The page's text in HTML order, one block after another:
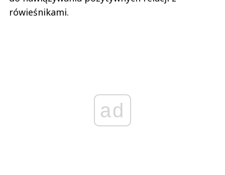
rówieśnikami.
ad